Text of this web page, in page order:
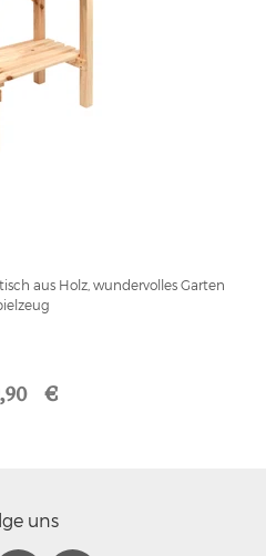
aus Holz, wundervolles Garten
€
uns